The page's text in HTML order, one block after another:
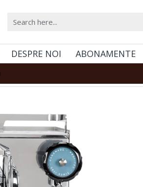
DESPRE NOI ABONAMENTE